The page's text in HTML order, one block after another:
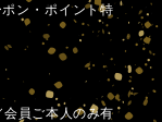
ン・ポイント特
会員ご本人のみ有